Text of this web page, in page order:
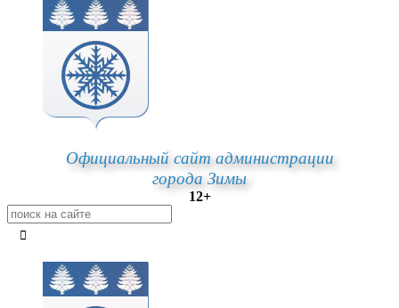
Официальный сайт администрации
города Зимы
12+